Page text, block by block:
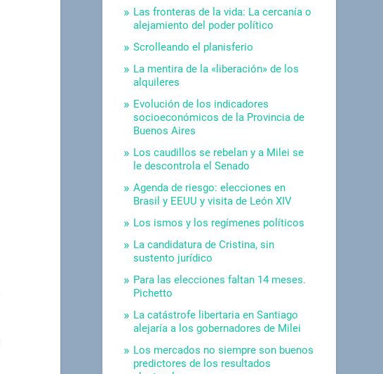
Las fronteras de la vida: La cercanía o
alejamiento del poder político
Scrolleando el planisferio
La mentira de la «liberación» de los
alquileres
Evolución de los indicadores
socioeconómicos de la Provincia de
Buenos Aires
Los caudillos se rebelan y a Milei se
le descontrola el Senado
Agenda de riesgo: elecciones en
Brasil y EEUU y visita de León XIV
Los ismos y los regímenes políticos
La candidatura de Cristina, sin
sustento jurídico
Para las elecciones faltan 14 meses.
Pichetto
La catástrofe libertaria en Santiago
alejaría a los gobernadores de Milei
Los mercados no siempre son buenos
predictores de los resultados